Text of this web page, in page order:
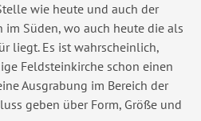
wie heute und auch der
Süden, wo auch heute die als
liegt. Es ist wahrscheinlich,
Feldsteinkirche schon einen
Ausgrabung im Bereich der
geben über Form, Größe und